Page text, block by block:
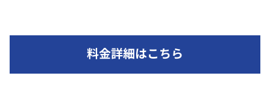
料金詳細はこちら